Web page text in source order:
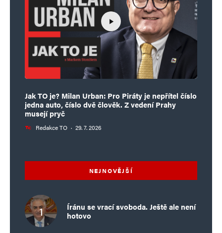
Jak TO je? Milan Urban: Pro Piráty je nepřítel číslo
jedna auto, číslo dvě člověk. Z vedení Prahy
musejí pryč
Redakce TO · 29. 7. 2026
NEJNOVĚJŠÍ
Íránu se vrací svoboda. Ještě ale není
hotovo